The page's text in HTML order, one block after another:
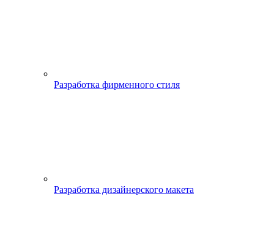
Разработка фирменного стиля
Разработка дизайнерского макета